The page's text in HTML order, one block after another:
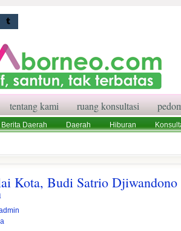
tentang kami ruang konsultasi
Berita Daerah Daerah Hiburan
Kota, Budi Satrio Djiwandono